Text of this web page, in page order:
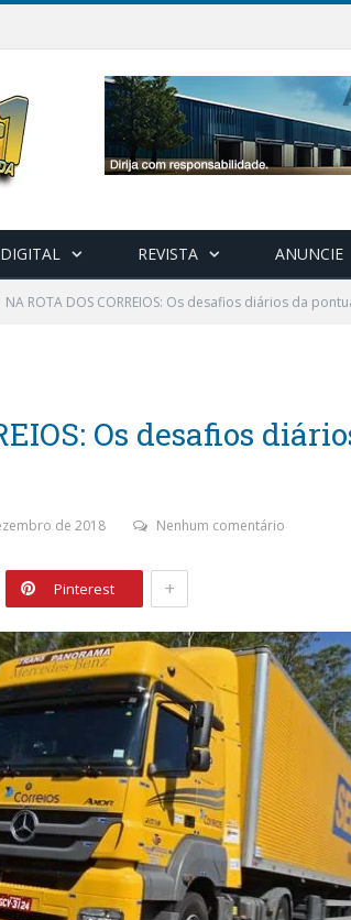
DIGITAL REVISTA ANUNCIE
NA ROTA DOS CORREIOS: Os desafios diários da
Os desafios
de 2018 Nenhum comentário
Pinterest +